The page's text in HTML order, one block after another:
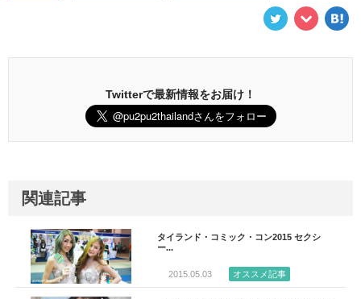
Twitterで最新情報をお届け！
関連記事
タイランド・コミック・コン2015 セクシ
ー...
2015.05.03 オススメ記事